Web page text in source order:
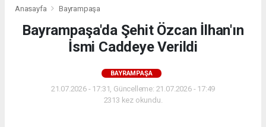
Anasayfa Bayrampaşa
Bayrampaşa'da Şehit Özcan İlhan'ın
İsmi Caddeye Verildi
BAYRAMPAŞA
21.07.2026 - 17:31, Güncelleme: 21.07.2026 - 17:49
2313 kez okundu.